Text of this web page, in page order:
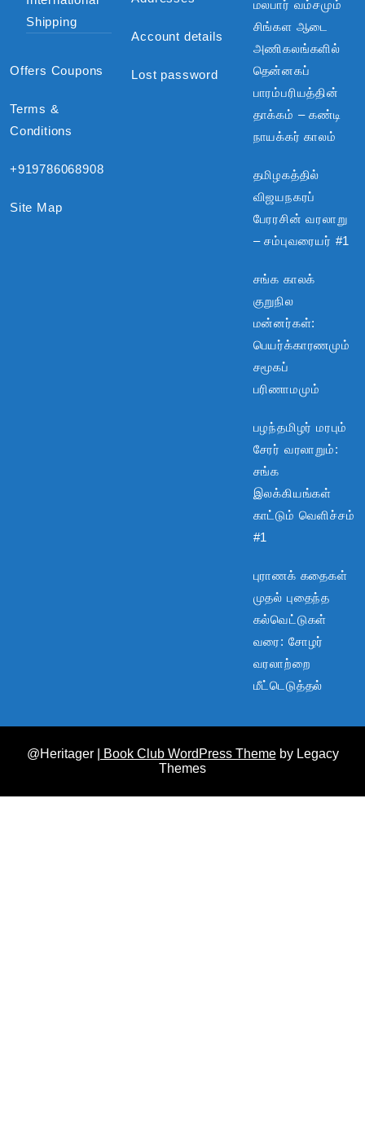
Shipping
Offers Coupons
Terms &
Conditions
+919786068908
Site Map
Account details
Lost password
மலபார் வம்சமும்
சிங்கள ஆடை
அணிகலங்களில்
தென்னகப்
பாரம்பரியத்தின்
தாக்கம் – கண்டி
நாயக்கர் காலம்
தமிழகத்தில்
விஜயநகரப்
பேரரசின் வரலாறு
– சம்புவரையர் #1
சங்க காலக்
குறுநில
மன்னர்கள்:
பெயர்க்காரணமும்
சமூகப்
பரிணாமமும்
பழந்தமிழர் மரபும்
சேரர் வரலாறும்:
சங்க
இலக்கியங்கள்
காட்டும் வெளிச்சம்
#1
புராணக் கதைகள்
முதல் புதைந்த
கல்வெட்டுகள்
வரை: சோழர்
வரலாற்றை
மீட்டெடுத்தல்
@Heritager | Book Club WordPress Themeby Legacy
Themes